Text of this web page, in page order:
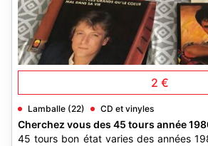
2 €
Lamballe (22) CD et vinyles
Cherchez vous des 45 tours année
45 tours bon état varies des années